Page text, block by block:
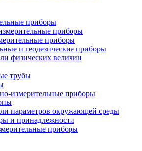
приборы
приборы
приборы
и геодезические приборы
физических величин
трубы
измерительные приборы
параметров окружающей среды
и принадлежности
приборы